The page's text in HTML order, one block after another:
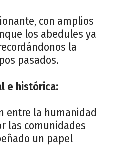
con amplios
los abedules ya
la
pasados.
e histórica:
entre la humanidad
las comunidades
un papel